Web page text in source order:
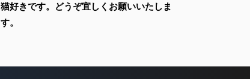
猫好きです。どうぞ宜しくお願いいたしま
す。